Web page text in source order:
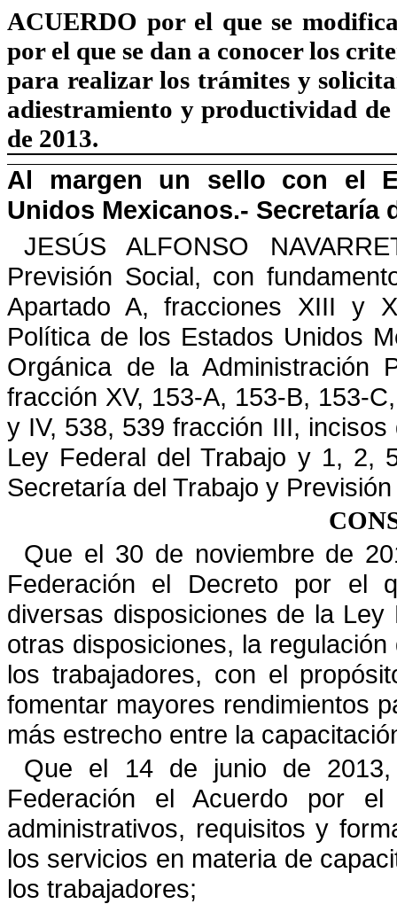
ACUERDO por el que se
por el que se dan a conocer los
para realizar los trámites y
adiestramiento y productividad
de 2013.
Al margen un sello con el
Unidos Mexicanos.- Secretaría
JESÚS ALFONSO
Previsión Social, con
Apartado A, fracciones XIII y
Política de los Estados Unidos
Orgánica de la Administración
fracción XV, 153-A, 153-B, 153-
y IV, 538, 539 fracción III,
Ley Federal del Trabajo y 1, 2,
Secretaría del Trabajo y
Que el 30 de noviembre de
Federación el Decreto por el
diversas disposiciones de la
otras disposiciones, la
los trabajadores, con el
fomentar mayores rendimientos
más estrecho entre la
Que el 14 de junio de
Federación el Acuerdo por
administrativos, requisitos y
los servicios en materia de
los trabajadores;